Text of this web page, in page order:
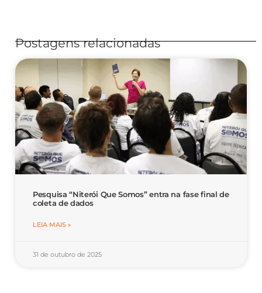
Postagens relacionadas
Pesquisa “Niterói Que Somos” entra na fase final de
coleta de dados
LEIA MAIS »
31 de outubro de 2025